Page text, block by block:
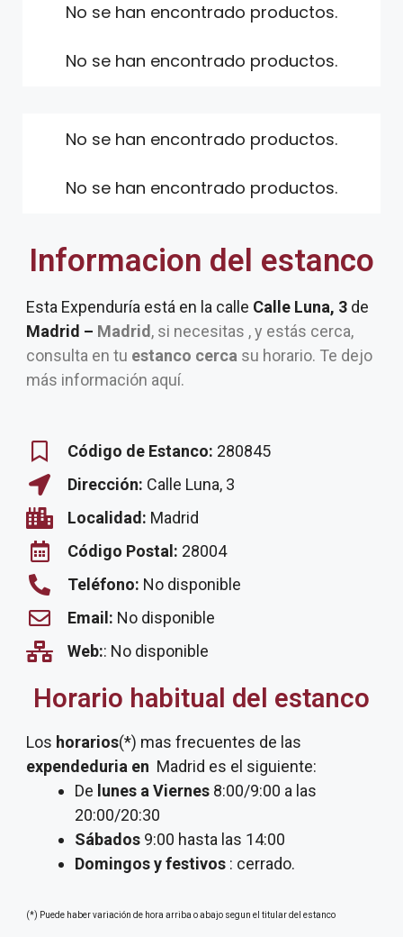
No se han encontrado productos.
No se han encontrado productos.
No se han encontrado productos.
No se han encontrado productos.
Informacion del estanco
Esta Expenduría está en la calle Calle Luna, 3 de
Madrid – Madrid , si necesitas , y estás cerca,
consulta en tu estanco cerca su horario. Te dejo
más información aquí.
Código de Estanco: 280845
Dirección: Calle Luna, 3
Localidad: Madrid
Código Postal: 28004
Teléfono: No disponible
Email: No disponible
Web:: No disponible
Horario habitual del estanco
Los horarios(*) mas frecuentes de las
expendeduria en Madrid es el siguiente:
De lunes a Viernes 8:00/9:00 a las
20:00/20:30
Sábados 9:00 hasta las 14:00
Domingos y festivos : cerrado.
(*) Puede haber variación de hora arriba o abajo segun el titular del estanco